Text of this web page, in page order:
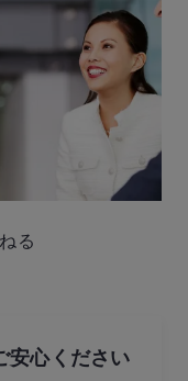
る
安心ください